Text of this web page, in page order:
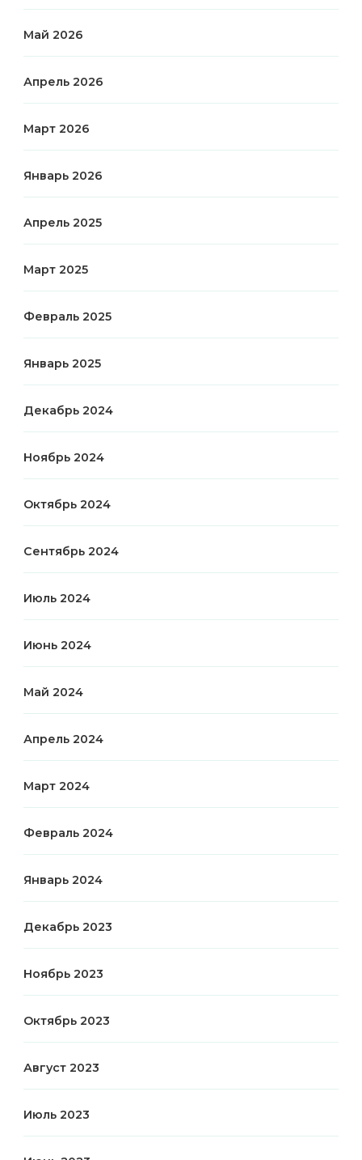
Май 2026
Апрель 2026
Март 2026
Январь 2026
Апрель 2025
Март 2025
Февраль 2025
Январь 2025
Декабрь 2024
Ноябрь 2024
Октябрь 2024
Сентябрь 2024
Июль 2024
Июнь 2024
Май 2024
Апрель 2024
Март 2024
Февраль 2024
Январь 2024
Декабрь 2023
Ноябрь 2023
Октябрь 2023
Август 2023
Июль 2023